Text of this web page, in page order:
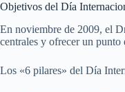
Objetivos del Día
En noviembre de 2009, el
centrales y ofrecer un punto
Los «6 pilares» del Día